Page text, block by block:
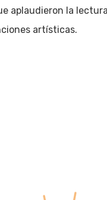
aplaudieron la
artísticas.